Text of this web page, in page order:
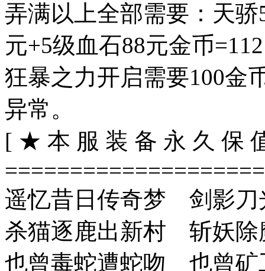
弄满以上全部需要：天
元+5级血石88元金币
狂暴之力开启需要100金
异常。
[ ★ 本 服 装 备 永 久 保
遥忆昔日传奇梦 剑影
杀猫逐鹿出新村 斩妖
也曾毒蛇遭蛇吻 也曾